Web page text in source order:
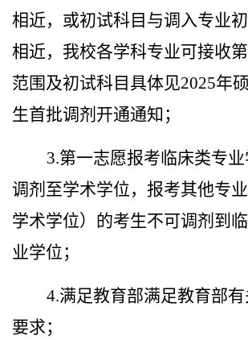
相近，或初试科目与调入专业
相近，我校各学科专业可接收
范围及初试科目具体见2025年
生首批调剂开通通知；
3.第一志愿报考临床类专
调剂至学术学位，报考其他专
学术学位）的考生不可调剂到
业学位；
4.满足教育部满足教育部
要求；